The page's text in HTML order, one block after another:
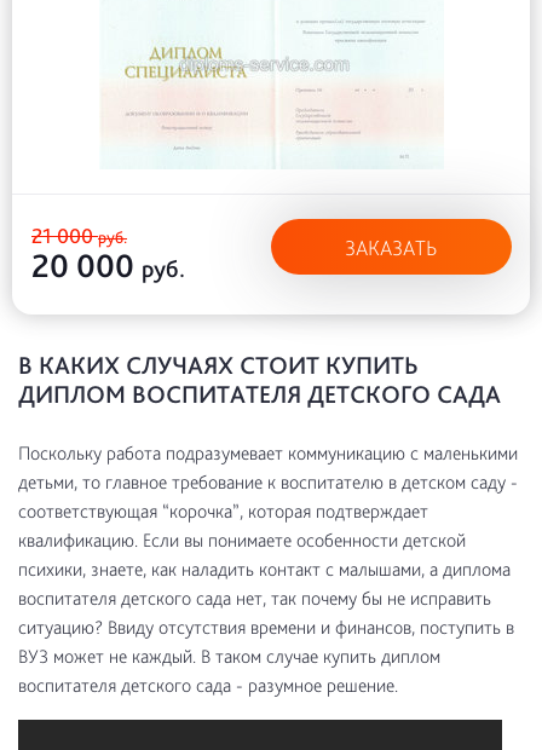
21 000руб.
20 000 руб.
ЗАКАЗАТЬ
В КАКИХ СЛУЧАЯХ СТОИТ КУПИТЬ
ДИПЛОМ ВОСПИТАТЕЛЯ ДЕТСКОГО САДА
Поскольку работа подразумевает коммуникацию с маленькими
детьми, то главное требование к воспитателю в детском саду -
соответствующая “корочка”, которая подтверждает
квалификацию. Если вы понимаете особенности детской
психики, знаете, как наладить контакт с малышами, а диплома
воспитателя детского сада нет, так почему бы не исправить
ситуацию? Ввиду отсутствия времени и финансов, поступить в
ВУЗ может не каждый. В таком случае купить диплом
воспитателя детского сада - разумное решение.